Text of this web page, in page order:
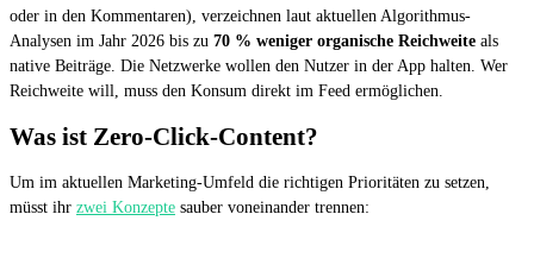
oder in den Kommentaren), verzeichnen laut aktuellen Algorithmus-
Analysen im Jahr 2026 bis zu 70 % weniger organische Reichweite als
native Beiträge. Die Netzwerke wollen den Nutzer in der App halten. Wer
Reichweite will, muss den Konsum direkt im Feed ermöglichen.
Was ist Zero-Click-Content?
Um im aktuellen Marketing-Umfeld die richtigen Prioritäten zu setzen,
müsst ihr zwei Konzepte sauber voneinander trennen: